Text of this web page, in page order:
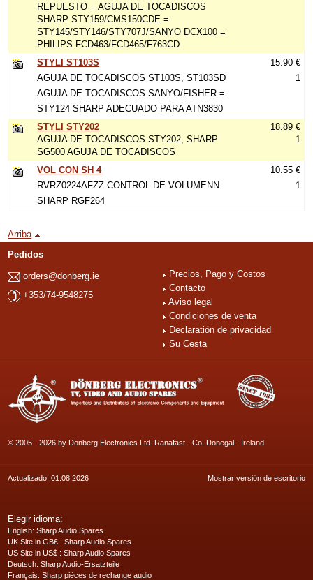
REPUESTO = AGUJA DE TOCADISCOS
SHARP STY159/CMS150CDE =
STY145/STY146/STY707J/SANYO DCX100 =
PHILIPS FCD463/FCD465/F763CD
STYLI ST103S
AGUJA DE TOCADISCOS ST103S, ST103SD
AGUJA DE TOCADISCOS SANYO/FISHER =
STY124 SHARP ADECUADO PARA ATN3830
15.90 €
1
STYLI STY202
AGUJA DE TOCADISCOS STY202, SHARP
SG500 AGUJA DE TOCADISCOS
18.89 €
1
VOL CON SH 4
RVRZ0224AFZZ CONTROL DE VOLUMENN
SHARP RGF264
10.55 €
1
Arriba
Pedidos
orders@donberg.ie
+353/74-9548275
Precios, Pago y Costos
Contacto
Aviso legal
Condiciones de venta
Declaratión de privacidad
Su Cesta
© 2005 - 2026 by Dönberg Electronics Ltd. Ranafast - Co. Donegal - Ireland
Actualizado: 01.08.2026 Mostrar versión de escritorio
Elegir idioma:
English: Sharp Audio Spares
UK Site in GB£ : Sharp Audio Spares
US Site in US$ : Sharp Audio Spares
Deutsch: Sharp Audio-Ersatzteile
Français: Sharp pièces de rechange audio